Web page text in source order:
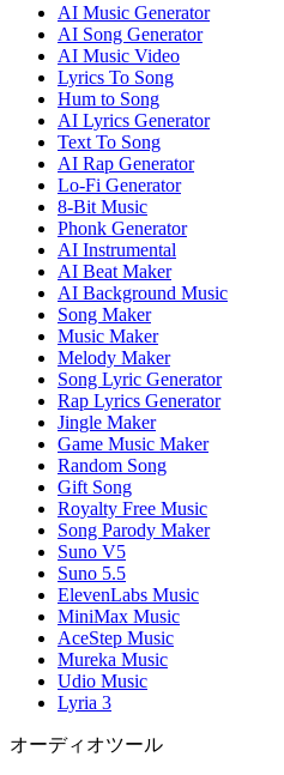
AI Music Generator
AI Song Generator
AI Music Video
Lyrics To Song
Hum to Song
AI Lyrics Generator
Text To Song
AI Rap Generator
Lo-Fi Generator
8-Bit Music
Phonk Generator
AI Instrumental
AI Beat Maker
AI Background Music
Song Maker
Music Maker
Melody Maker
Song Lyric Generator
Rap Lyrics Generator
Jingle Maker
Game Music Maker
Random Song
Gift Song
Royalty Free Music
Song Parody Maker
Suno V5
Suno 5.5
ElevenLabs Music
MiniMax Music
AceStep Music
Mureka Music
Udio Music
Lyria 3
オーディオツール